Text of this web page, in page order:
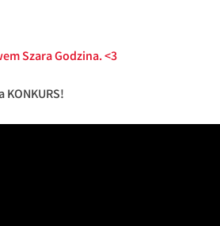
Szara Godzina. <3